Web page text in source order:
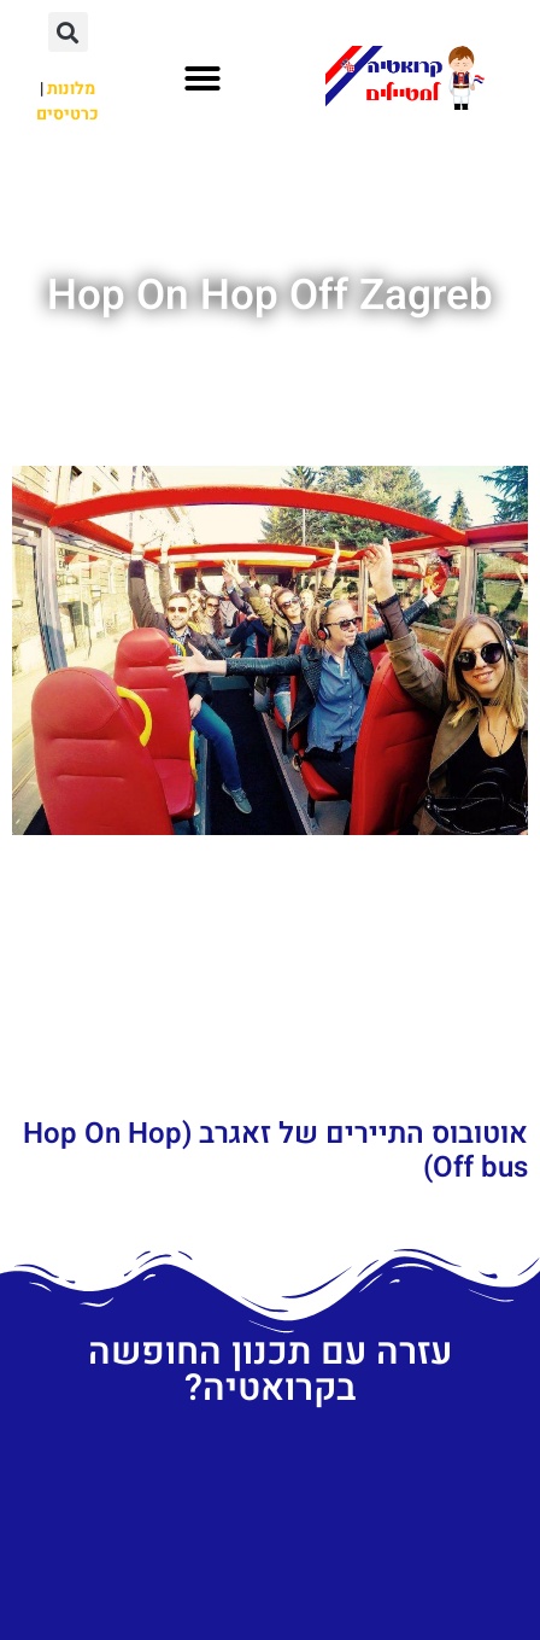
מלונות|
כרטיסים
Hop On Hop Off Zagreb
אוטובוס התיירים של זאגרב (Hop On Hop
Off bus)
עזרה עם תכנון החופשה
בקרואטיה?